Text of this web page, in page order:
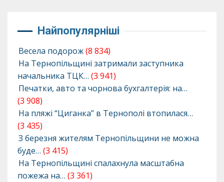
Найпопулярніші
Весела подорож(8 834)
На Тернопільщині затримали заступника
начальника ТЦК… (3 941)
Печатки, авто та чорнова бухгалтерія: на…
(3 908)
На пляжі “Циганка” в Тернополі втопилася…
(3 435)
З березня жителям Тернопільщини не можна
буде… (3 415)
На Тернопільщині спалахнула масштабна
пожежа на… (3 361)